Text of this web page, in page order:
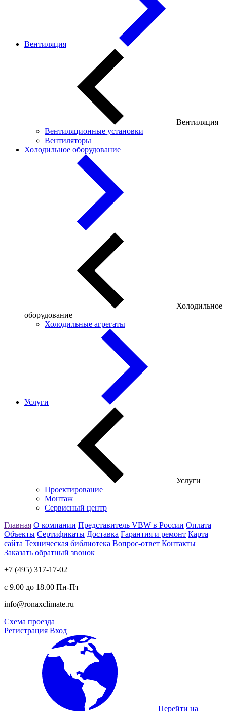
Вентиляция
Вентиляция
Вентиляционные установки
Вентиляторы
Холодильное оборудование
Холодильное
оборудование
Холодильные агрегаты
Услуги
Услуги
Проектирование
Монтаж
Сервисный центр
Главная О компании Представитель VBW в России Оплата
Объекты Сертификаты Доставка Гарантия и ремонт Карта
сайта Техническая библиотека Вопрос-ответ Контакты
Заказать обратный звонок
+7 (495) 317-17-02
с 9.00 до 18.00 Пн-Пт
info@ronaxclimate.ru
Схема проезда
Регистрация Вход
Перейти на